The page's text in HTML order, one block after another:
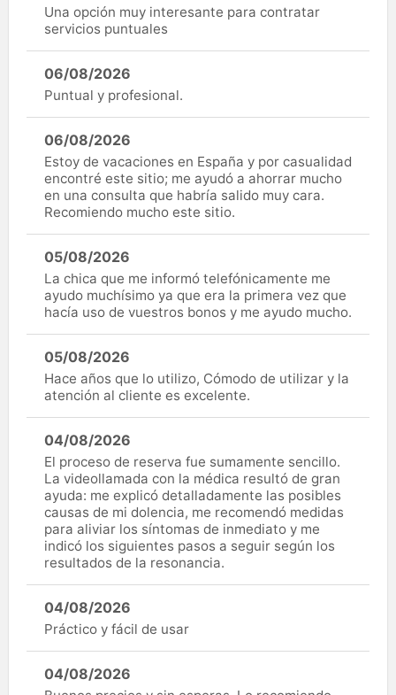
Una opción muy interesante para contratar
servicios puntuales
06/08/2026
Puntual y profesional.
06/08/2026
Estoy de vacaciones en España y por casualidad
encontré este sitio; me ayudó a ahorrar mucho
en una consulta que habría salido muy cara.
Recomiendo mucho este sitio.
05/08/2026
La chica que me informó telefónicamente me
ayudo muchísimo ya que era la primera vez que
hacía uso de vuestros bonos y me ayudo mucho.
05/08/2026
Hace años que lo utilizo, Cómodo de utilizar y la
atención al cliente es excelente.
04/08/2026
El proceso de reserva fue sumamente sencillo.
La videollamada con la médica resultó de gran
ayuda: me explicó detalladamente las posibles
causas de mi dolencia, me recomendó medidas
para aliviar los síntomas de inmediato y me
indicó los siguientes pasos a seguir según los
resultados de la resonancia.
04/08/2026
Práctico y fácil de usar
04/08/2026